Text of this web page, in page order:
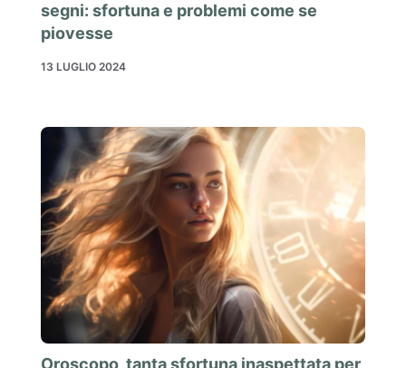
segni: sfortuna e problemi come se
piovesse
13 LUGLIO 2024
Oroscopo, tanta sfortuna inaspettata per